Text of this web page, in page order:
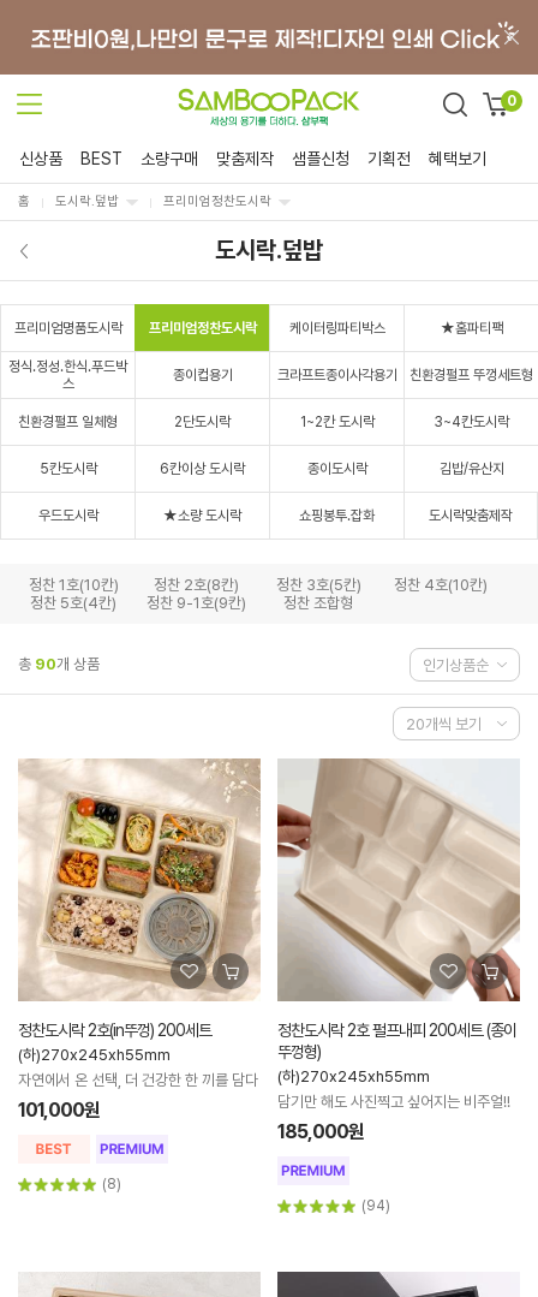
0
신상품 BEST 소량구매 맞춤제작 샘플신청 기획전 혜택보기
홈 도시락.덮밥 프리미엄정찬도시락
도시락.덮밥
프리미엄명품도시락 프리미엄정찬도시락 케이터링파티박스 ★홈파티팩
정식.정성.한식.푸드박
스
종이컵용기 크라프트종이사각용기 친환경펄프 뚜껑세트형
친환경펄프 일체형 2단도시락 1~2칸 도시락 3~4칸도시락
5칸도시락 6칸이상 도시락 종이도시락 김밥/유산지
우드도시락 ★소량 도시락 쇼핑봉투.잡화 도시락맞춤제작
정찬 1호(10칸) 정찬 2호(8칸) 정찬 3호(5칸)
정찬 4호(10칸)
정찬 5호(4칸)
정찬 9-1호(9칸) 정찬 조합형
총 90개 상품
정찬도시락 2호(in뚜껑) 200세트
(하)270x245xh55mm
자연에서 온 선택, 더 건강한 한 끼를 담다
101,000원
(8)
정찬도시락 2호 펄프내피 200세트 (종이
뚜껑형)
(하)270x245xh55mm
담기만 해도 사진찍고 싶어지는 비주얼!!
185,000원
(94)